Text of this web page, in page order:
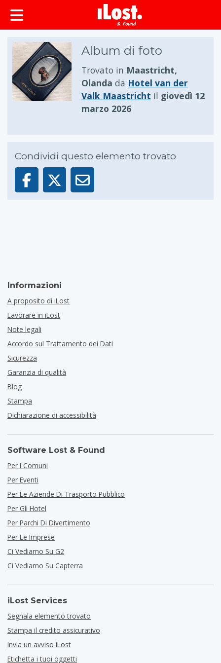
principale
Album di foto
Trovato in Maastricht,
Olanda da Hotel van der
Valk Maastricht il giovedì 12
marzo 2026
Condividi questo elemento trovato
Informazioni
A proposito di iLost
Lavorare in iLost
Note legali
Accordo sul Trattamento dei Dati
Sicurezza
Garanzia di qualità
Blog
Stampa
Dichiarazione di accessibilità
Software Lost & Found
Per I Comuni
Per Eventi
Per Le Aziende Di Trasporto Pubblico
Per Gli Hotel
Per Parchi Di Divertimento
Per Le Imprese
Ci Vediamo Su G2
Ci Vediamo Su Capterra
iLost Services
Segnala elemento trovato
Stampa il credito assicurativo
Invia un avviso iLost
Etichetta i tuoi oggetti